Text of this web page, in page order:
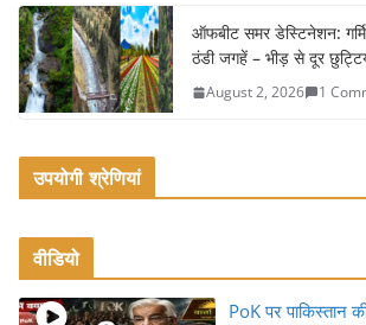
ऑफबीट समर डेस्टिनेशन:
ठंडी जगहें – भीड़ से दूर
August 2, 2026 1
उपयोगी श्रेणियां
वीडियो
PoK पर पाकिस्तान